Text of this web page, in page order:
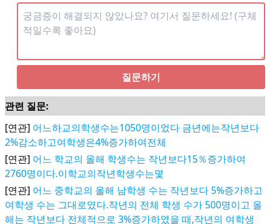
질문하기
관련 질문:
[연관] 어느하교의학생수는1050명이었다 금년에는작년보다
2%감소하고여학생은4%증가하여전체
[연관] 어느 학교의 올해 학생수는 작년보다15％증가하여
2760명이다.이학교의작년학생수는몇
[연관] 어느 중학교의 올해 남학생 수는 작년보다 5%증가하고
여학생 수는 그대로였다.작년의 전체 학생 수가 500명이고 올
해는 작년보다 전체적으로 3%증가하였을 때,작년의 여학생